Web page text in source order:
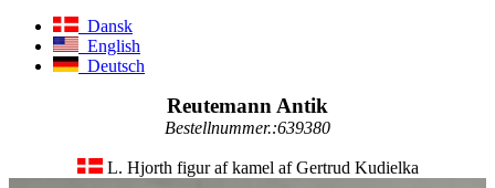
Dansk
English
Deutsch
Reutemann Antik
Bestellnummer.:639380
L. Hjorth figur af kamel af Gertrud Kudielka